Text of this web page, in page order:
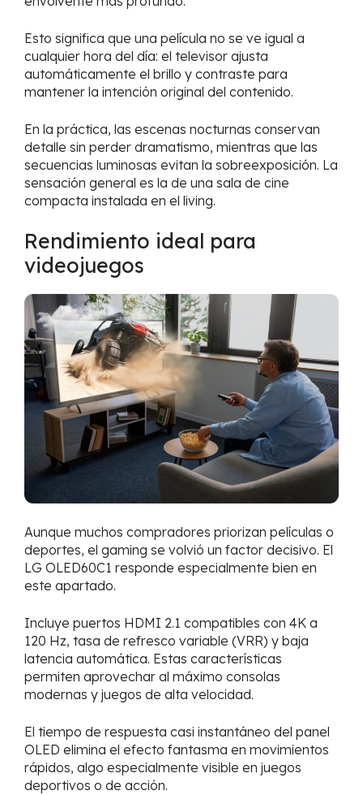
Esto significa que una película no se ve igual a
cualquier hora del día: el televisor ajusta
automáticamente el brillo y contraste para
mantener la intención original del contenido.
En la práctica, las escenas nocturnas conservan
detalle sin perder dramatismo, mientras que las
secuencias luminosas evitan la sobreexposición. La
sensación general es la de una sala de cine
compacta instalada en el living.
Rendimiento ideal para
videojuegos
Aunque muchos compradores priorizan películas o
deportes, el gaming se volvió un factor decisivo. El
LG OLED60C1 responde especialmente bien en
este apartado.
Incluye puertos HDMI 2.1 compatibles con 4K a
120 Hz, tasa de refresco variable (VRR) y baja
latencia automática. Estas características
permiten aprovechar al máximo consolas
modernas y juegos de alta velocidad.
El tiempo de respuesta casi instantáneo del panel
OLED elimina el efecto fantasma en movimientos
rápidos, algo especialmente visible en juegos
deportivos o de acción.